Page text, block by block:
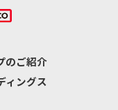
のご紹介
ィングス